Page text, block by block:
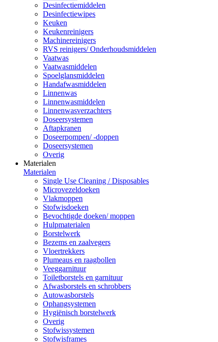
Desinfectiemiddelen
Desinfectiewipes
Keuken
Keukenreinigers
Machinereinigers
RVS reinigers/ Onderhoudsmiddelen
Vaatwas
Vaatwasmiddelen
Spoelglansmiddelen
Handafwasmiddelen
Linnenwas
Linnenwasmiddelen
Linnenwasverzachters
Doseersystemen
Aftapkranen
Doseerpompen/ -doppen
Doseersystemen
Overig
Materialen
Materialen
Single Use Cleaning / Disposables
Microvezeldoeken
Vlakmoppen
Stofwisdoeken
Bevochtigde doeken/ moppen
Hulpmaterialen
Borstelwerk
Bezems en zaalvegers
Vloertrekkers
Plumeaus en raagbollen
Veeggarnituur
Toiletborstels en garnituur
Afwasborstels en schrobbers
Autowasborstels
Ophangsystemen
Hygiënisch borstelwerk
Overig
Stofwissystemen
Stofwisframes